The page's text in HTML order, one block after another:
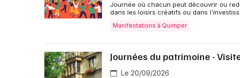
Journée où chacun peut découvrir ou
dans les loisirs créatifs ou dans
Manifestations à Quimper
Journées du patrimoine -
Le 20/09/2026